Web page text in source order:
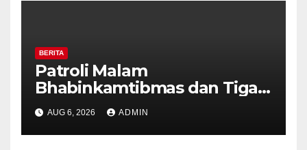
BERITA
Patroli Malam
Bhabinkamtibmas dan Tiga
Pilar Kelurahan Ungaran
Perkuat Kamtibmas, Warga
Diajak Aktifkan Ronda
AUG 6, 2026 ADMIN